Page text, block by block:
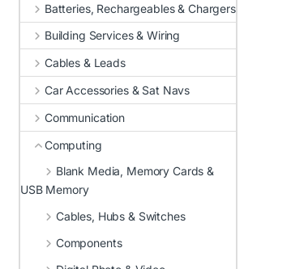
Batteries, Rechargeables & Chargers
Building Services & Wiring
Cables & Leads
Car Accessories & Sat Navs
Communication
Computing
Blank Media, Memory Cards &
USB Memory
Cables, Hubs & Switches
Components